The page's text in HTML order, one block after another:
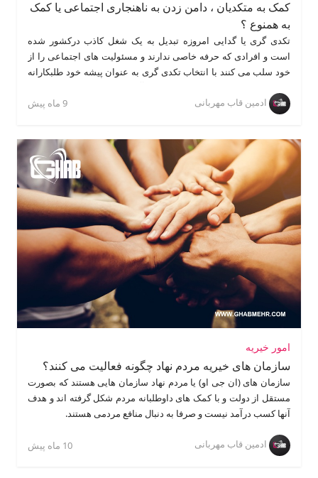
کمک به متکدیان ، دامن زدن به ناهنجاری اجتماعی یا کمک
به همنوع ؟
تکدی گری یا گدایی امروزه تبدیل به یک شغل کاذب درکشور شده
است و افرادی که حرفه خاصی ندارند و مسئولیت های اجتماعی را از
خود سلب می کنند با انتخاب تکدی گری به عنوان پیشه خود طلبکارانه
شکل دهنده تکدی گری را می توان به دو دسته ارادی و غیر ارادی
تقسیم کرد. عوامل غیر ارادی مانند: مشکلات روانی و جسمی، شرایط
مهاجرت و غیره که بروز آن تحت اراده خود فرد است دانست.
ادمین قاب مهربانی 9 ماه پیش
امور خیریه
سازمان های خیریه مردم نهاد چگونه فعالیت می کنند؟
سازمان های (ان جی او) یا مردم نهاد سازمان هایی هستند که بصورت
مستقل از دولت و با کمک های داوطلبانه مردم شکل گرفته اند و هدف
آنها کسب درآمد نیست و صرفا به دنبال منافع مردمی هستند.
ادمین قاب مهربانی 10 ماه پیش